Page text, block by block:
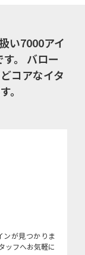
い7000アイ
。
バロー
コアなイタ
。
ンが見つかりま
ッフへお気軽に